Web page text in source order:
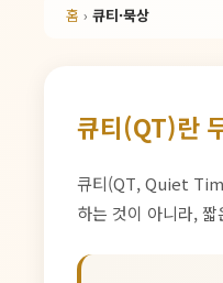
홈 › 큐티·묵상
큐티(QT)란
큐티(QT, Quiet
하는 것이 아니라,